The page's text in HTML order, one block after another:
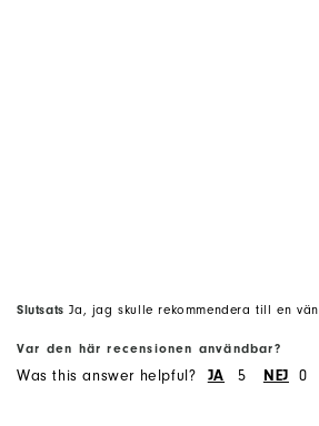
Slutsats Ja, jag skulle rekommendera till en vän
Var den här recensionen användbar?
Was this answer helpful? JA 5 NEJ 0